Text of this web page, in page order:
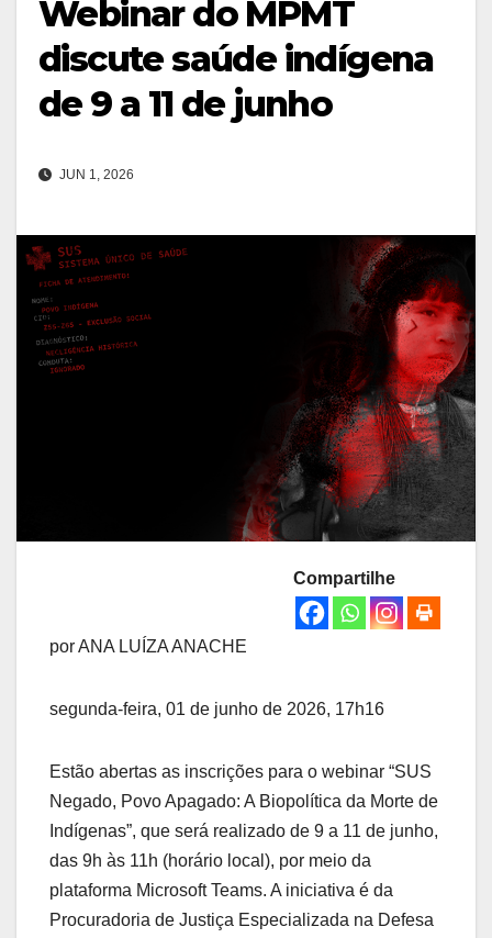
Webinar do MPMT
discute saúde indígena
de 9 a 11 de junho
JUN 1, 2026
Compartilhe
por ANA LUÍZA ANACHE
segunda-feira, 01 de junho de 2026, 17h16
Estão abertas as inscrições para o webinar “SUS
Negado, Povo Apagado: A Biopolítica da Morte de
Indígenas”, que será realizado de 9 a 11 de junho,
das 9h às 11h (horário local), por meio da
plataforma Microsoft Teams. A iniciativa é da
Procuradoria de Justiça Especializada na Defesa